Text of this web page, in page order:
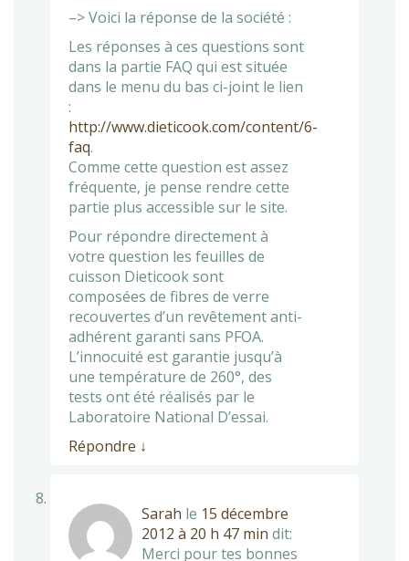
–> Voici la réponse de la société :
Les réponses à ces questions sont
dans la partie FAQ qui est située
dans le menu du bas ci-joint le lien
:
http://www.dieticook.com/content/6-
faq.
Comme cette question est assez
fréquente, je pense rendre cette
partie plus accessible sur le site.
Pour répondre directement à
votre question les feuilles de
cuisson Dieticook sont
composées de fibres de verre
recouvertes d’un revêtement anti-
adhérent garanti sans PFOA.
L’innocuité est garantie jusqu’à
une température de 260°, des
tests ont été réalisés par le
Laboratoire National D’essai.
Répondre ↓
Sarah le 15 décembre
2012 à 20 h 47 min dit:
Merci pour tes bonnes